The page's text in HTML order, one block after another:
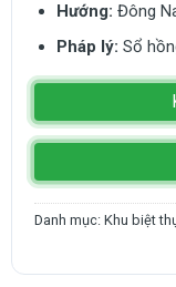
Hướng: Đông
Pháp lý: Sổ
Danh mục:Khu biệt